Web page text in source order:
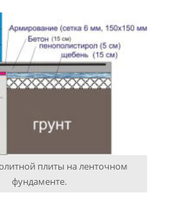
плиты на ленточном
фундаменте.